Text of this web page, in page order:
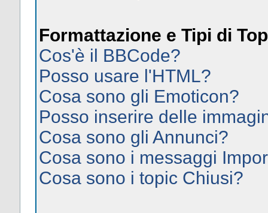
Formattazione e Tipi di
Cos'è il BBCode?
Posso usare l'HTML?
Cosa sono gli Emoticon?
Posso inserire delle
Cosa sono gli Annunci?
Cosa sono i messaggi
Cosa sono i topic Chiusi?